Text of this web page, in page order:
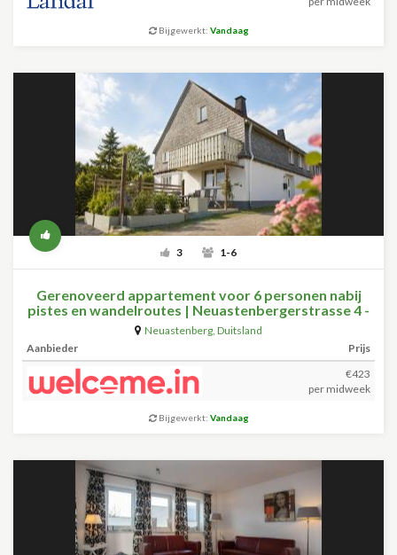
Bijgewerkt: Vandaag
3 1-6
Gerenoveerd appartement voor 6 personen nabij
pistes en wandelroutes | Neuastenbergerstrasse 4 -
Neuastenberg (Winterberg)
Neuastenberg, Duitsland
Aanbieder
Prijs
€423
per midweek
Bijgewerkt: Vandaag